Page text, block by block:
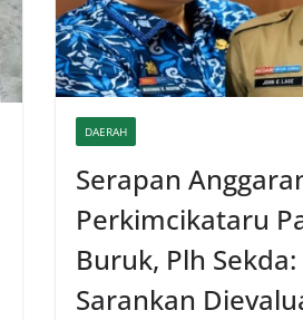
DAERAH
Serapan
Perkimcikataru
Buruk, Plh
Sarankan